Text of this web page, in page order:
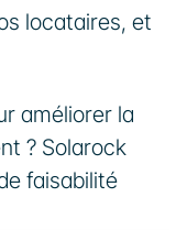
locataires, et
améliorer la
? Solarock
faisabilité